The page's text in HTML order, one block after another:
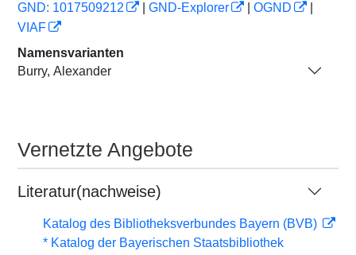
GND: 1017509212
GND-Explorer OGND
VIAF
Namensvarianten
Burry, Alexander
Vernetzte Angebote
Literatur(nachweise)
Katalog des Bibliotheksverbundes Bayern (BVB)
* Katalog der Bayerischen Staatsbibliothek